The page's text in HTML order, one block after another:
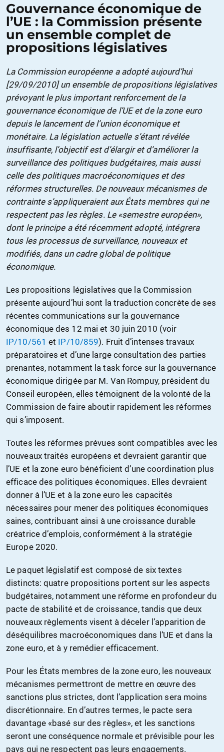
Gouvernance économique de
l’UE : la Commission présente
un ensemble complet de
propositions législatives
La Commission européenne a adopté aujourd’hui
[29/09/2010] un ensemble de propositions législatives
prévoyant le plus important renforcement de la
gouvernance économique de l’UE et de la zone euro
depuis le lancement de l’union économique et
monétaire. La législation actuelle s’étant révélée
insuffisante, l’objectif est d’élargir et d’améliorer la
surveillance des politiques budgétaires, mais aussi
celle des politiques macroéconomiques et des
réformes structurelles. De nouveaux mécanismes de
contrainte s’appliqueraient aux États membres qui ne
respectent pas les règles. Le «semestre européen»,
dont le principe a été récemment adopté, intégrera
tous les processus de surveillance, nouveaux et
modifiés, dans un cadre global de politique
économique.
Les propositions législatives que la Commission
présente aujourd’hui sont la traduction concrète de ses
récentes communications sur la gouvernance
économique des 12 mai et 30 juin 2010 (voir
IP/10/561 et IP/10/859). Fruit d’intenses travaux
préparatoires et d’une large consultation des parties
prenantes, notamment la task force sur la gouvernance
économique dirigée par M. Van Rompuy, président du
Conseil européen, elles témoignent de la volonté de la
Commission de faire aboutir rapidement les réformes
qui s’imposent.
Toutes les réformes prévues sont compatibles avec les
nouveaux traités européens et devraient garantir que
l’UE et la zone euro bénéficient d’une coordination plus
efficace des politiques économiques. Elles devraient
donner à l’UE et à la zone euro les capacités
nécessaires pour mener des politiques économiques
saines, contribuant ainsi à une croissance durable
créatrice d’emplois, conformément à la stratégie
Europe 2020.
Le paquet législatif est composé de six textes
distincts: quatre propositions portent sur les aspects
budgétaires, notamment une réforme en profondeur du
pacte de stabilité et de croissance, tandis que deux
nouveaux règlements visent à déceler l’apparition de
déséquilibres macroéconomiques dans l’UE et dans la
zone euro, et à y remédier efficacement.
Pour les États membres de la zone euro, les nouveaux
mécanismes permettront de mettre en œuvre des
sanctions plus strictes, dont l’application sera moins
discrétionnaire. En d’autres termes, le pacte sera
davantage «basé sur des règles», et les sanctions
seront une conséquence normale et prévisible pour les
pays qui ne respectent pas leurs engagements.